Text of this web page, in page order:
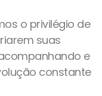
o privilégio de
suas
e
constante